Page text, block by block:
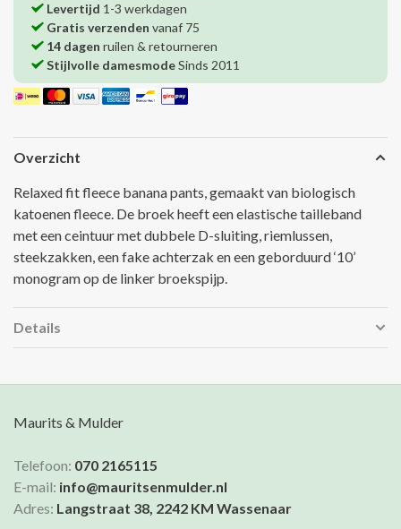
Levertijd 1-3 werkdagen
Gratis verzenden vanaf 75
14 dagen ruilen & retourneren
Stijlvolle damesmodeSinds 2011
Overzicht
Relaxed fit fleece banana pants, gemaakt van biologisch
katoenen fleece. De broek heeft een elastische tailleband
met een ceintuur met dubbele D-sluiting, riemlussen,
steekzakken, een fake achterzak en een geborduurd ‘10’
monogram op de linker broekspijp.
Details
Maurits & Mulder
Telefoon: 070 2165115
E-mail: info@mauritsenmulder.nl
Adres: Langstraat 38, 2242 KM Wassenaar